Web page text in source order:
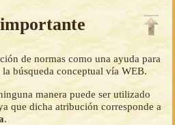
de normas como una ayuda para
búsqueda conceptual vía WEB.
manera puede ser utilizado
que dicha atribución corresponde a
.